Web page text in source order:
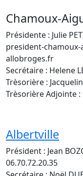
Chamoux-
Présidente : Julie
president-
allobroges.fr
Secrétaire : Helene
Trèsorière :
Trèsorière Adjointe :
Albertville
Président : Jean
06.70.72.20.35